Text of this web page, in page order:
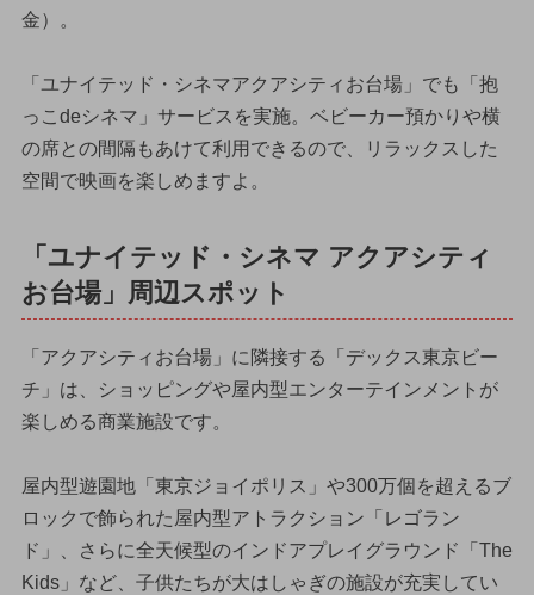
金）。
「ユナイテッド・シネマアクアシティお台場」でも「抱
っこdeシネマ」サービスを実施。ベビーカー預かりや横
の席との間隔もあけて利用できるので、リラックスした
空間で映画を楽しめますよ。
「ユナイテッド・シネマ アクアシティ
お台場」周辺スポット
「アクアシティお台場」に隣接する「デックス東京ビー
チ」は、ショッピングや屋内型エンターテインメントが
楽しめる商業施設です。
屋内型遊園地「東京ジョイポリス」や300万個を超えるブ
ロックで飾られた屋内型アトラクション「レゴラン
ド」、さらに全天候型のインドアプレイグラウンド「The
Kids」など、子供たちが大はしゃぎの施設が充実してい